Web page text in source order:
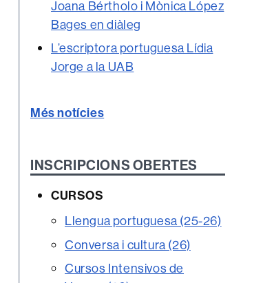
Joana Bértholo i Mònica López
Bages en diàleg
L’escriptora portuguesa Lídia
Jorge a la UAB
Més notícies
INSCRIPCIONS OBERTES
CURSOS
Llengua portuguesa (25-26)
Conversa i cultura (26)
Cursos Intensivos de